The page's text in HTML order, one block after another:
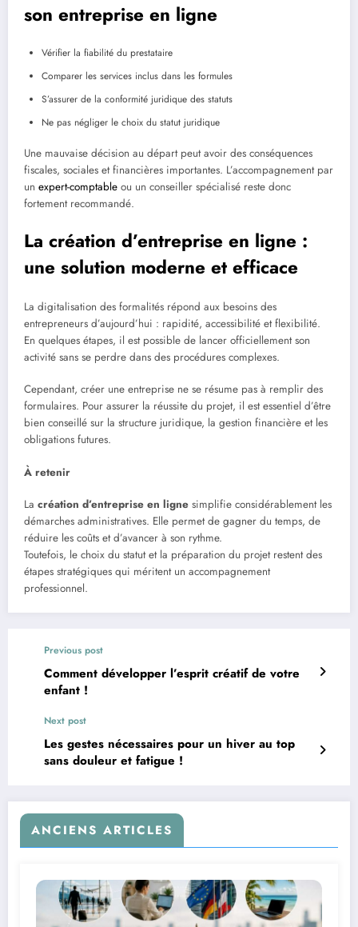
son entreprise en ligne
Vérifier la fiabilité du prestataire
Comparer les services inclus dans les formules
S’assurer de la conformité juridique des statuts
Ne pas négliger le choix du statut juridique
Une mauvaise décision au départ peut avoir des conséquences
fiscales, sociales et financières importantes. L’accompagnement par
un expert-comptable ou un conseiller spécialisé reste donc
fortement recommandé.
La création d’entreprise en ligne :
une solution moderne et efficace
La digitalisation des formalités répond aux besoins des
entrepreneurs d’aujourd’hui : rapidité, accessibilité et flexibilité.
En quelques étapes, il est possible de lancer officiellement son
activité sans se perdre dans des procédures complexes.
Cependant, créer une entreprise ne se résume pas à remplir des
formulaires. Pour assurer la réussite du projet, il est essentiel d’être
bien conseillé sur la structure juridique, la gestion financière et les
obligations futures.
À retenir
La création d’entreprise en ligne simplifie considérablement les
démarches administratives. Elle permet de gagner du temps, de
réduire les coûts et d’avancer à son rythme.
Toutefois, le choix du statut et la préparation du projet restent des
étapes stratégiques qui méritent un accompagnement
professionnel.
Previous post
Comment développer l’esprit créatif de votre
enfant !
Next post
Les gestes nécessaires pour un hiver au top
sans douleur et fatigue !
ANCIENS ARTICLES